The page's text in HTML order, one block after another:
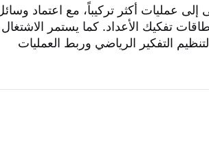
إلى عمليات أكثر تركيباً، مع اعتماد
تفكيك الأعداد. كما يستمر الاشتغال
التفكير الرياضي وربط العمليات